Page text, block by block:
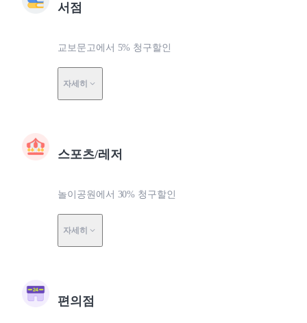
서점
교보문고에서 5% 청구할인
자세히
스포츠/레저
놀이공원에서 30% 청구할인
자세히
편의점